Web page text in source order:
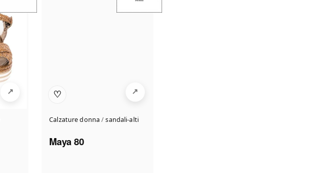
♡
Calzature donna /sandali-alti
Maya 80